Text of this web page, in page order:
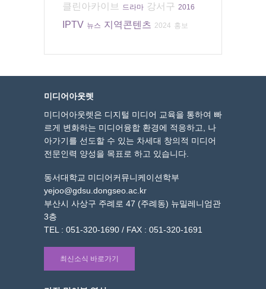
클린아카이브
드라마 강서구 2016
IPTV 뉴스 지역콘텐츠 2024 홍보
미디어아웃렛
미디어아웃렛은 디지털 미디어 교육을 통하여 빠
르게 변화하는 미디어융합 환경에 적응하고, 나
아가기를 선도할 수 있는 차세대 창의적 미디어
전문인력 양성을 목표로 하고 있습니다.
동서대학교 미디어커뮤니케이션학부
yejoo@gdsu.dongseo.ac.kr
부산시 사상구 주례로 47 (주례동) 뉴밀레니엄관
3층
TEL : 051-320-1690 / FAX : 051-320-1691
최신소식 바로가기